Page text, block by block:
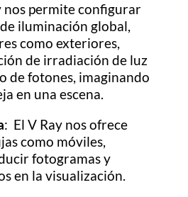
nos permite configurar
iluminación global,
como exteriores,
de irradiación de luz
de fotones, imaginando
en una escena.
: El V Ray nos ofrece
como móviles,
fotogramas y
en la visualización.